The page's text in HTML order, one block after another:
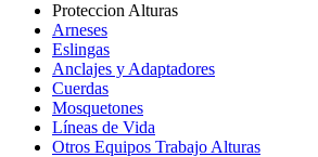
Proteccion Alturas
Arneses
Eslingas
Anclajes y Adaptadores
Cuerdas
Mosquetones
Líneas de Vida
Otros Equipos Trabajo Alturas